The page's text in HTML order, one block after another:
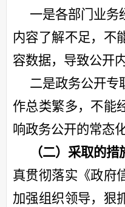
一是各部门业务
内容了解不足，不
容数据，导致公开
二是政务公开专
作总类繁多，不能
响政务公开的常态化
（二）采取的措
真贯彻落实《政府
加强组织领导，狠